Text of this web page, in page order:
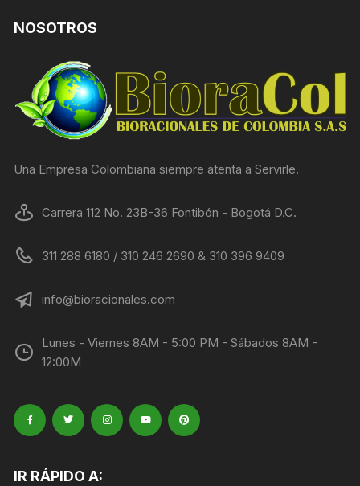
NOSOTROS
Una Empresa Colombiana siempre atenta a Servirle.
Carrera 112 No. 23B-36 Fontibón - Bogotá D.C.
311 288 6180 / 310 246 2690 & 310 396 9409
info@bioracionales.com
Lunes - Viernes 8AM - 5:00 PM - Sábados 8AM -
12:00M
IR RÁPIDO A: